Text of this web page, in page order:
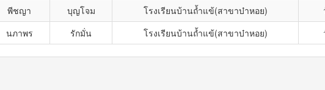
พีชญา บุญโจม โรงเรียนบ้านถ้ำแข้(สาขาบ๋าหอย)
นภาพร รักมั่น โรงเรียนบ้านถ้ำแข้(สาขาบ๋าหอย)